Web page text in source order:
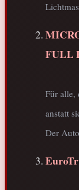
FULL
Für alle,
anstatt
Der